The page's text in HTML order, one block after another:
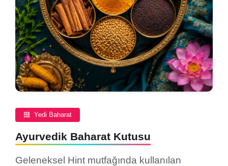
Yedi Baharat
Ayurvedik Baharat Kutusu
Geleneksel Hint mutfağında kullanılan